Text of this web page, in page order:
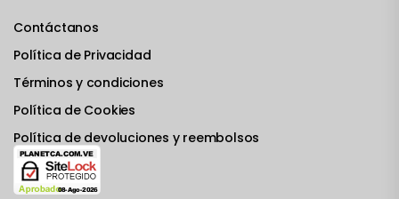
Contáctanos
Política de Privacidad
Términos y condiciones
Política de Cookies
Política de devoluciones y reembolsos